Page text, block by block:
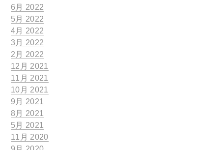
6月 2022
5月 2022
4月 2022
3月 2022
2月 2022
12月 2021
11月 2021
10月 2021
9月 2021
8月 2021
5月 2021
11月 2020